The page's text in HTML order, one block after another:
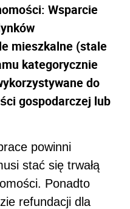
Wsparcie
mieszkalne (stale
kategorycznie
do
gospodarczej lub
powinni
stać się trwałą
Ponadto
refundacji dla